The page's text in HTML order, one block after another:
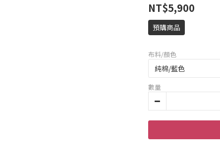
NT$5,900
預購商品
布料/顏色
數量